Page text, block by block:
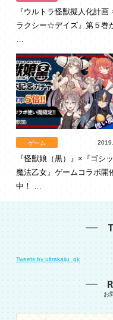
『ウルトラ怪獣擬人化計画
ラクシー☆デイズ』第５巻
…
ゲーム
『怪獣娘（黒）』×『ゴシ
魔法乙女』ゲームコラボ開
中！ …
Tweets by ultrakaiju_gk